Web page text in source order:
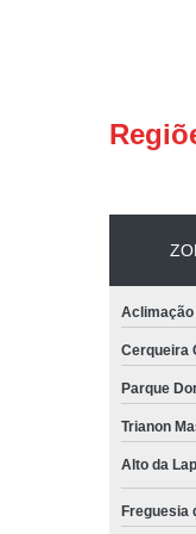
Aclimação
Cerqueira
Parque
Trianon
Alto da
Freguesia